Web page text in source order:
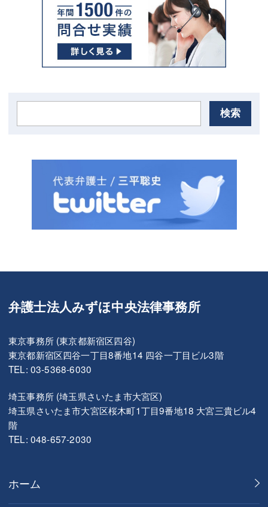
検索
弁護士法人みずほ中央法律事務所
東京事務所 (東京都新宿区四谷)
東京都新宿区四谷一丁目8番地14 四谷一丁目ビル3階
TEL: 03-5368-6030
埼玉事務所 (埼玉県さいたま市大宮区)
埼玉県さいたま市大宮区桜木町1丁目9番地18 大宮三貴ビル4
階
TEL: 048-657-2030
ホーム